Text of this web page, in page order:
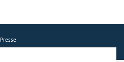
Presse